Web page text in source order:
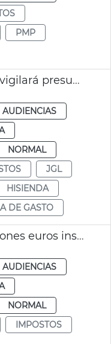
PMP
Ayuntamiento València vigilará presupuesto para cumplir regla de gasto
NORMAL
JGL
HISIENDA
DE GASTO
València recupera 5 millones euros inspecciones tributarias 2024
NORMAL
IMPOSTOS